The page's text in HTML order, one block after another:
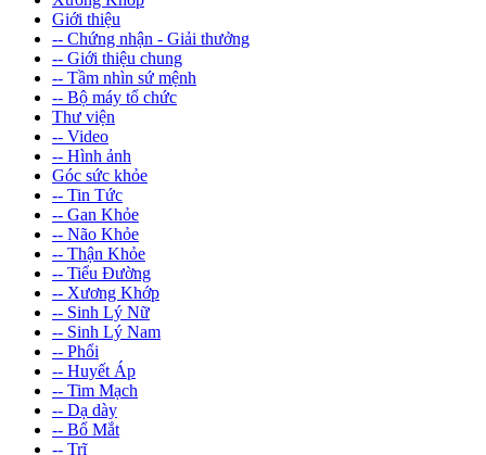
Giới thiệu
-- Chứng nhận - Giải thưởng
-- Giới thiệu chung
-- Tầm nhìn sứ mệnh
-- Bộ máy tổ chức
Thư viện
-- Video
-- Hình ảnh
Góc sức khỏe
-- Tin Tức
-- Gan Khỏe
-- Não Khỏe
-- Thận Khỏe
-- Tiểu Đường
-- Xương Khớp
-- Sinh Lý Nữ
-- Sinh Lý Nam
-- Phổi
-- Huyết Áp
-- Tim Mạch
-- Dạ dày
-- Bổ Mắt
-- Trĩ